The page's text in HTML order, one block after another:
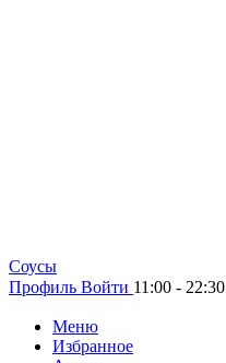
Cоусы
Профиль Войти 11:00 - 22:30
Меню
Избранное